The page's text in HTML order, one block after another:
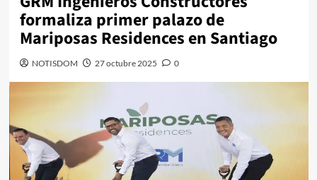
formaliza primer palazo de
Mariposas Residences en Santiago
NOTISDOM 27 octubre 2025 0